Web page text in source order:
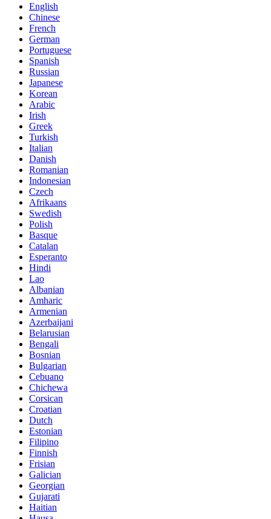
English
Chinese
French
German
Portuguese
Spanish
Russian
Japanese
Korean
Arabic
Irish
Greek
Turkish
Italian
Danish
Romanian
Indonesian
Czech
Afrikaans
Swedish
Polish
Basque
Catalan
Esperanto
Hindi
Lao
Albanian
Amharic
Armenian
Azerbaijani
Belarusian
Bengali
Bosnian
Bulgarian
Cebuano
Chichewa
Corsican
Croatian
Dutch
Estonian
Filipino
Finnish
Frisian
Galician
Georgian
Gujarati
Haitian